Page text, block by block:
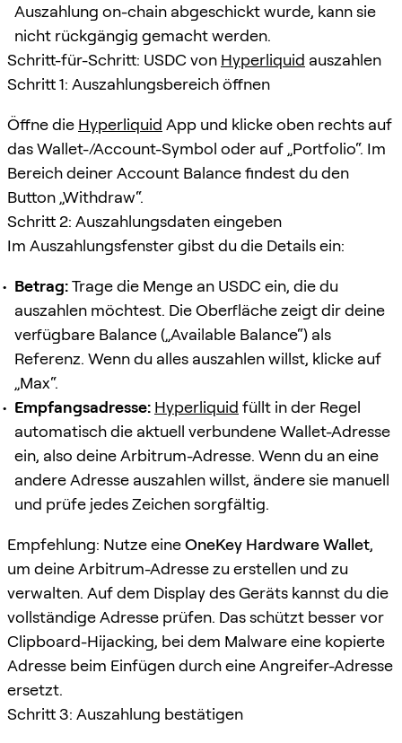
Auszahlung on-chain abgeschickt wurde, kann sie
nicht rückgängig gemacht werden.
Schritt-für-Schritt: USDC von Hyperliquid auszahlen
Schritt 1: Auszahlungsbereich öffnen
Öffne die Hyperliquid App und klicke oben rechts auf
das Wallet-/Account-Symbol oder auf „Portfolio“. Im
Bereich deiner Account Balance findest du den
Button „Withdraw“.
Schritt 2: Auszahlungsdaten eingeben
Im Auszahlungsfenster gibst du die Details ein:
Betrag:Trage die Menge an USDC ein, die du
auszahlen möchtest. Die Oberfläche zeigt dir deine
verfügbare Balance („Available Balance“) als
Referenz. Wenn du alles auszahlen willst, klicke auf
„Max“.
Empfangsadresse: Hyperliquid füllt in der Regel
automatisch die aktuell verbundene Wallet-Adresse
ein, also deine Arbitrum-Adresse. Wenn du an eine
andere Adresse auszahlen willst, ändere sie manuell
und prüfe jedes Zeichen sorgfältig.
Empfehlung: Nutze eineOneKey Hardware Wallet,
um deine Arbitrum-Adresse zu erstellen und zu
verwalten. Auf dem Display des Geräts kannst du die
vollständige Adresse prüfen. Das schützt besser vor
Clipboard-Hijacking, bei dem Malware eine kopierte
Adresse beim Einfügen durch eine Angreifer-Adresse
ersetzt.
Schritt 3: Auszahlung bestätigen